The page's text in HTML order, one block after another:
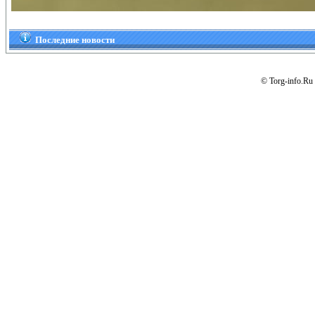
Последние новости
© Torg-info.Ru